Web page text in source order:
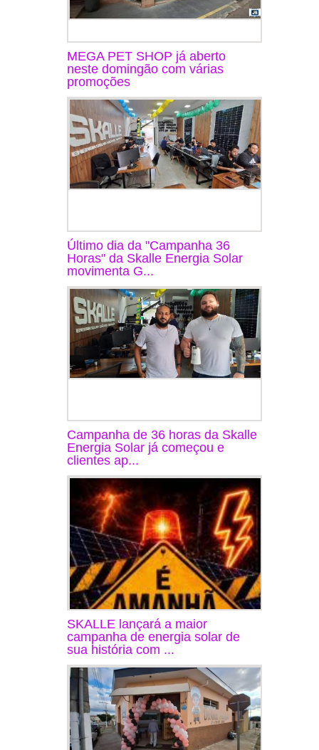
MEGA PET SHOP já aberto
neste domingão com várias
promoções
Último dia da "Campanha 36
Horas" da Skalle Energia Solar
movimenta G...
Campanha de 36 horas da Skalle
Energia Solar já começou e
clientes ap...
SKALLE lançará a maior
campanha de energia solar de
sua história com ...